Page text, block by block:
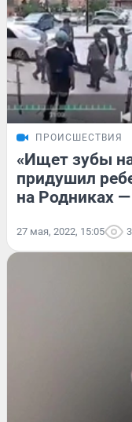
ПРОИСШЕСТВИЯ
«Ищет зубы
придушил
на Родниках
27 мая, 2022, 15:05